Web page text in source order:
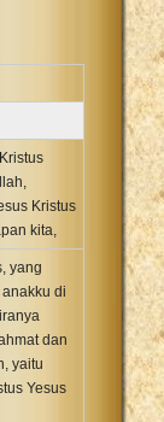
Kristus
kita,
yang
di
dan
yaitu
Yesus